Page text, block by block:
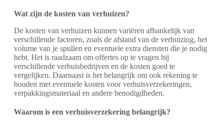
Wat zijn de kosten van verhuizen?
De kosten van verhuizen kunnen variëren afhankelijk van
verschillende factoren, zoals de afstand van de verhuizing, het
volume van je spullen en eventuele extra diensten die je nodig
hebt. Het is raadzaam om offertes op te vragen bij
verschillende verhuisbedrijven en de kosten goed te
vergelijken. Daarnaast is het belangrijk om ook rekening te
houden met eventuele kosten voor verhuisverzekeringen,
verpakkingsmateriaal en andere benodigdheden.
Waarom is een verhuisverzekering belangrijk?